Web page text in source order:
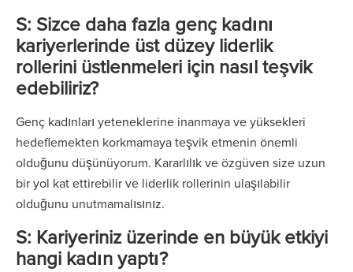
S: Sizce daha fazla genç kadını
kariyerlerinde üst düzey liderlik
rollerini üstlenmeleri için nasıl teşvik
edebiliriz?
Genç kadınları yeteneklerine inanmaya ve yüksekleri
hedeflemekten korkmamaya teşvik etmenin önemli
olduğunu düşünüyorum. Kararlılık ve özgüven size uzun
bir yol kat ettirebilir ve liderlik rollerinin ulaşılabilir
olduğunu unutmamalısınız.
S: Kariyeriniz üzerinde en büyük etkiyi
hangi kadın yaptı?